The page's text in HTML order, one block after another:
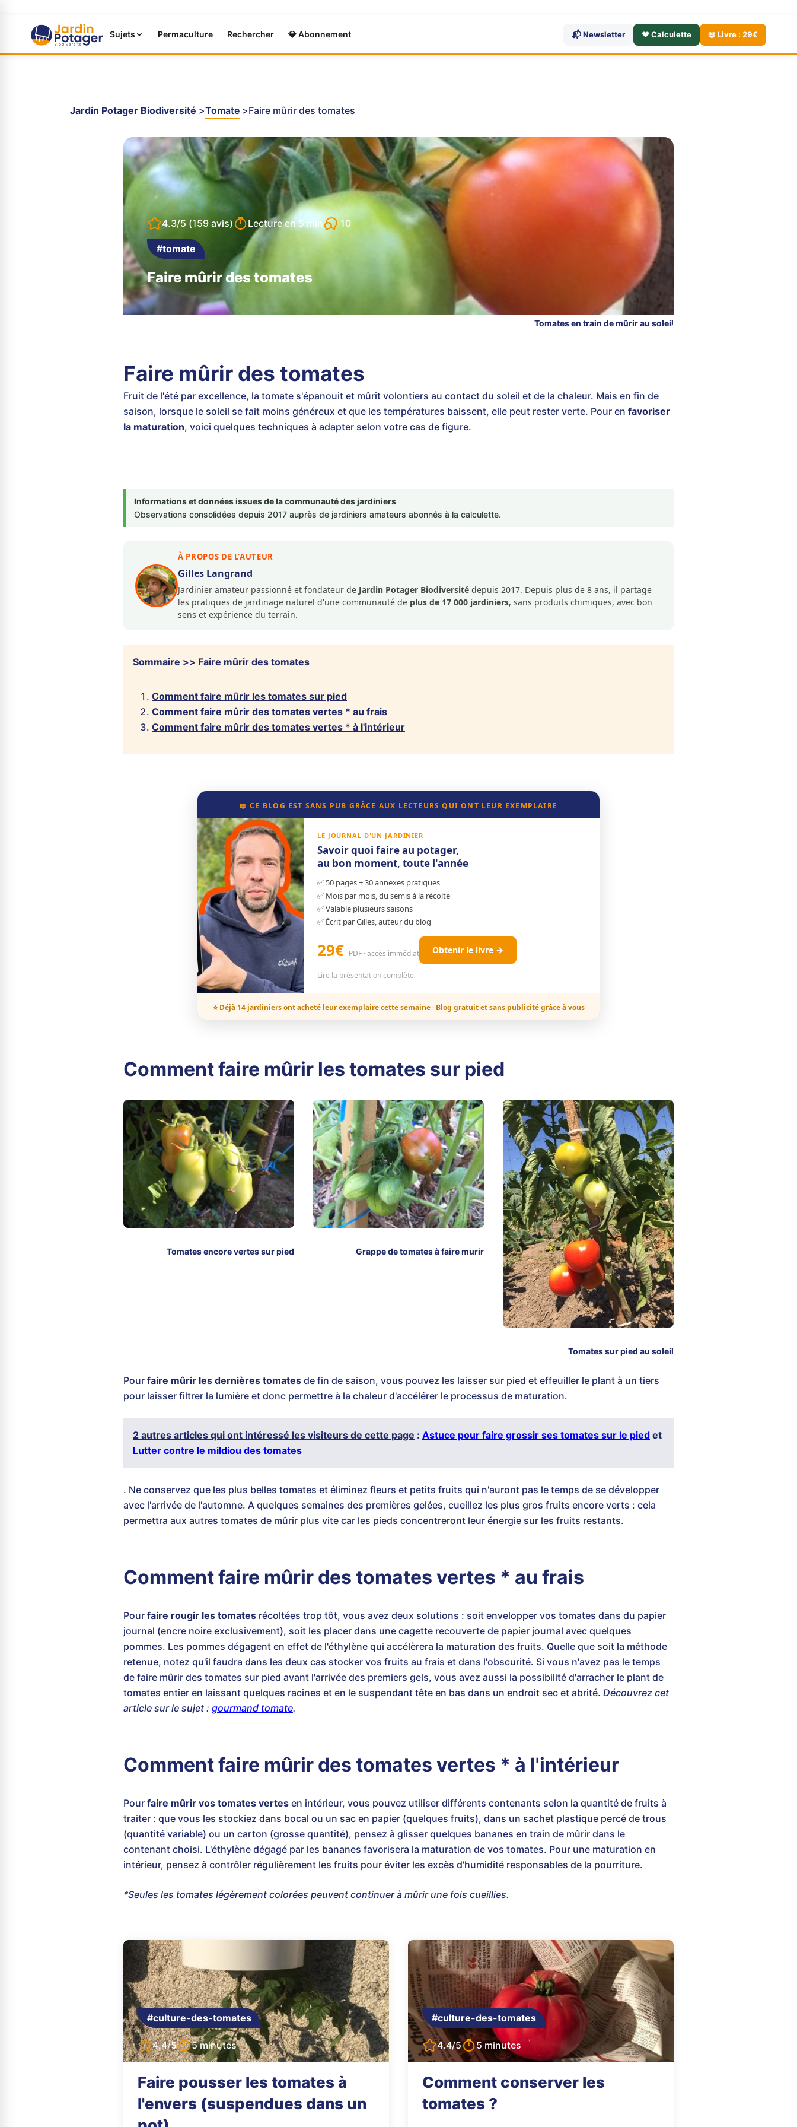
Sujets Permaculture Rechercher 💎 Abonnement 📬 Newsletter ❤️ Calculette 📖 Livre : 29€
Jardin Potager Biodiversité Tomate Faire mûrir des tomates
4.3/5 (159 avis) Lecture en5 min 10
#tomate
Faire mûrir des tomates
Tomates en train de mûrir au soleil
Faire mûrir des tomates
Fruit de l'été par excellence, la tomate s'épanouit et mûrit volontiers au contact du soleil et de la chaleur. Mais en fin de
saison, lorsque le soleil se fait moins généreux et que les températures baissent, elle peut rester verte. Pour en favoriser
la maturation, voici quelques techniques à adapter selon votre cas de figure.
Informations et données issues de la communauté des jardiniers
Observations consolidées depuis 2017 auprès de jardiniers amateurs abonnés à la calculette.
À PROPOS DE L'AUTEUR
Gilles Langrand
Jardinier amateur passionné et fondateur de Jardin Potager Biodiversité depuis 2017. Depuis plus de 8 ans, il partage
les pratiques de jardinage naturel d'une communauté de plus de 17 000 jardiniers, sans produits chimiques, avec bon
sens et expérience du terrain.
Sommaire >> Faire mûrir des tomates
Comment faire mûrir les tomates sur pied
Comment faire mûrir des tomates vertes * au frais
Comment faire mûrir des tomates vertes * à l'intérieur
📖 CE BLOG EST SANS PUB GRÂCE AUX LECTEURS QUI ONT LEUR EXEMPLAIRE
LE JOURNAL D'UN JARDINIER
Savoir quoi faire au potager,
au bon moment, toute l'année
✅ 50 pages + 30 annexes pratiques
✅ Mois par mois, du semis à la récolte
✅ Valable plusieurs saisons
✅ Écrit par Gilles, auteur du blog
29€ PDF · accès immédiat Obtenir le livre →
Lire la présentation complète
⭐ Déjà 14 jardiniers ont acheté leur exemplaire cette semaine · Blog gratuit et sans publicité grâce à vous
Comment faire mûrir les tomates sur pied
Tomates encore vertes sur pied Grappe de tomates à faire murir
Tomates sur pied au soleil
Pour faire mûrir les dernières tomates de fin de saison, vous pouvez les laisser sur pied et effeuiller le plant à un tiers
pour laisser filtrer la lumière et donc permettre à la chaleur d'accélérer le processus de maturation.
2 autres articles qui ont intéressé les visiteurs de cette page : Astuce pour faire grossir ses tomates sur le pied et
Lutter contre le mildiou des tomates
. Ne conservez que les plus belles tomates et éliminez fleurs et petits fruits qui n'auront pas le temps de se développer
avec l'arrivée de l'automne. A quelques semaines des premières gelées, cueillez les plus gros fruits encore verts : cela
permettra aux autres tomates de mûrir plus vite car les pieds concentreront leur énergie sur les fruits restants.
Comment faire mûrir des tomates vertes * au frais
Pour faire rougir les tomates récoltées trop tôt, vous avez deux solutions : soit envelopper vos tomates dans du papier
journal (encre noire exclusivement), soit les placer dans une cagette recouverte de papier journal avec quelques
pommes. Les pommes dégagent en effet de l'éthylène qui accélèrera la maturation des fruits. Quelle que soit la méthode
retenue, notez qu'il faudra dans les deux cas stocker vos fruits au frais et dans l'obscurité. Si vous n'avez pas le temps
de faire mûrir des tomates sur pied avant l'arrivée des premiers gels, vous avez aussi la possibilité d'arracher le plant de
tomates entier en laissant quelques racines et en le suspendant tête en bas dans un endroit sec et abrité. Découvrez cet
article sur le sujet : gourmand tomate.
Comment faire mûrir des tomates vertes * à l'intérieur
Pour faire mûrir vos tomates vertes en intérieur, vous pouvez utiliser différents contenants selon la quantité de fruits à
traiter : que vous les stockiez dans bocal ou un sac en papier (quelques fruits), dans un sachet plastique percé de trous
(quantité variable) ou un carton (grosse quantité), pensez à glisser quelques bananes en train de mûrir dans le
contenant choisi. L'éthylène dégagé par les bananes favorisera la maturation de vos tomates. Pour une maturation en
intérieur, pensez à contrôler régulièrement les fruits pour éviter les excès d'humidité responsables de la pourriture.
*Seules les tomates légèrement colorées peuvent continuer à mûrir une fois cueillies.
#culture-des-tomates
4.4/5 5 minutes
Faire pousser les tomates à
l'envers (suspendues dans un
#culture-des-tomates
4.4/5 5 minutes
Comment conserver les
tomates ?